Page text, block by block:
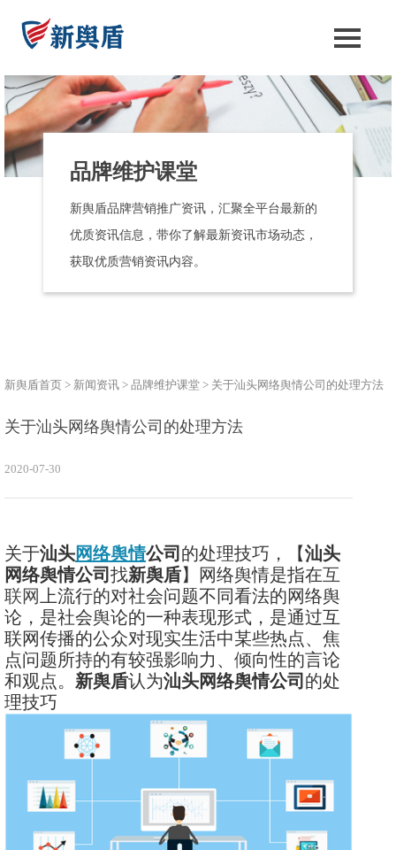
品牌维护课堂
新舆盾品牌营销推广资讯，汇聚全平台最新的
优质资讯信息，带你了解最新资讯市场动态，
获取优质营销资讯内容。
新舆盾首页 > 新闻资讯 > 品牌维护课堂 > 关于汕头网络舆情公司的处理方法
关于汕头网络舆情公司的处理方法
2020-07-30
关于汕头网络舆情公司 的处理技巧，【汕头
网络舆情公司 找新舆盾】网络舆情是指在互
联网 上流行的对社会问题不同看法的网络舆
论，是社会舆论的一种表现形式，是通过互
联网传播的公众对现实生活中某些热点、焦
点问题所持的有较强影响力、倾向性的言论
和观点。 新舆盾认为汕头网络舆情公司 的处
理技巧